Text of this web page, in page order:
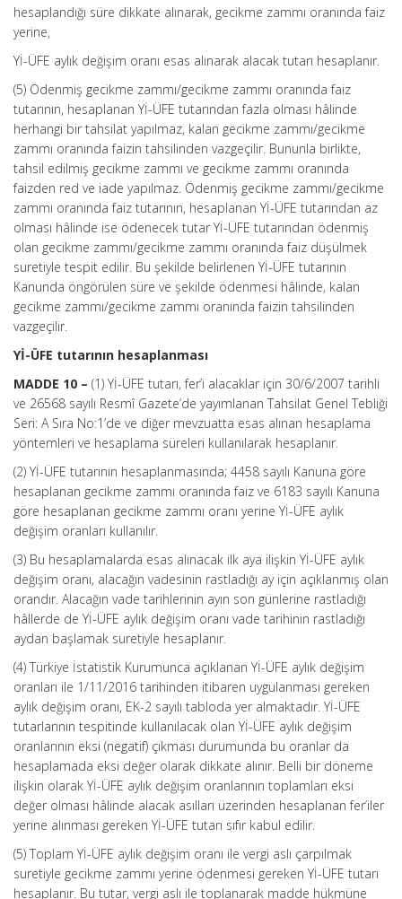
hesaplandığı süre dikkate alınarak, gecikme zammı oranında faiz
yerine,
Yİ-ÜFE aylık değişim oranı esas alınarak alacak tutarı hesaplanır.
(5) Ödenmiş gecikme zammı/gecikme zammı oranında faiz
tutarının, hesaplanan Yİ-ÜFE tutarından fazla olması hâlinde
herhangi bir tahsilat yapılmaz, kalan gecikme zammı/gecikme
zammı oranında faizin tahsilinden vazgeçilir. Bununla birlikte,
tahsil edilmiş gecikme zammı ve gecikme zammı oranında
faizden red ve iade yapılmaz. Ödenmiş gecikme zammı/gecikme
zammı oranında faiz tutarının, hesaplanan Yİ-ÜFE tutarından az
olması hâlinde ise ödenecek tutar Yİ-ÜFE tutarından ödenmiş
olan gecikme zammı/gecikme zammı oranında faiz düşülmek
suretiyle tespit edilir. Bu şekilde belirlenen Yİ-ÜFE tutarının
Kanunda öngörülen süre ve şekilde ödenmesi hâlinde, kalan
gecikme zammı/gecikme zammı oranında faizin tahsilinden
vazgeçilir.
Yİ-ÜFE tutarının hesaplanması
MADDE 10 – (1) Yİ-ÜFE tutarı, fer’i alacaklar için 30/6/2007 tarihli
ve 26568 sayılı Resmî Gazete’de yayımlanan Tahsilat Genel Tebliği
Seri: A Sıra No:1’de ve diğer mevzuatta esas alınan hesaplama
yöntemleri ve hesaplama süreleri kullanılarak hesaplanır.
(2) Yİ-ÜFE tutarının hesaplanmasında; 4458 sayılı Kanuna göre
hesaplanan gecikme zammı oranında faiz ve 6183 sayılı Kanuna
göre hesaplanan gecikme zammı oranı yerine Yİ-ÜFE aylık
değişim oranları kullanılır.
(3) Bu hesaplamalarda esas alınacak ilk aya ilişkin Yİ-ÜFE aylık
değişim oranı, alacağın vadesinin rastladığı ay için açıklanmış olan
orandır. Alacağın vade tarihlerinin ayın son günlerine rastladığı
hâllerde de Yİ-ÜFE aylık değişim oranı vade tarihinin rastladığı
aydan başlamak suretiyle hesaplanır.
(4) Türkiye İstatistik Kurumunca açıklanan Yİ-ÜFE aylık değişim
oranları ile 1/11/2016 tarihinden itibaren uygulanması gereken
aylık değişim oranı, EK-2 sayılı tabloda yer almaktadır. Yİ-ÜFE
tutarlarının tespitinde kullanılacak olan Yİ-ÜFE aylık değişim
oranlarının eksi (negatif) çıkması durumunda bu oranlar da
hesaplamada eksi değer olarak dikkate alınır. Belli bir döneme
ilişkin olarak Yİ-ÜFE aylık değişim oranlarının toplamları eksi
değer olması hâlinde alacak asılları üzerinden hesaplanan fer’iler
yerine alınması gereken Yİ-ÜFE tutarı sıfır kabul edilir.
(5) Toplam Yİ-ÜFE aylık değişim oranı ile vergi aslı çarpılmak
suretiyle gecikme zammı yerine ödenmesi gereken Yİ-ÜFE tutarı
hesaplanır. Bu tutar, vergi aslı ile toplanarak madde hükmüne